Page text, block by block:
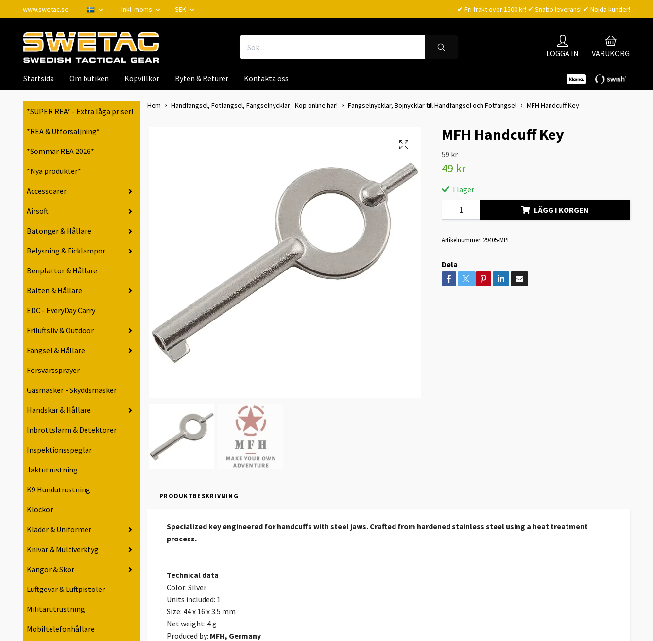
www.swetac.se Inkl. moms SEK ✔ Fri frakt över 1500 kr! ✔ Snabb leverans! ✔ Nöjda kunder!
LOGGA IN VARUKORG
Startsida Om butiken Köpvillkor Byten & Returer Kontakta oss
*SUPER REA* - Extra låga priser!
*REA & Utförsäljning*
*Sommar REA 2026*
*Nya produkter*
Accessoarer
Airsoft
Batonger & Hållare
Belysning & Ficklampor
Benplattor & Hållare
Bälten & Hållare
EDC - EveryDay Carry
Friluftsliv & Outdoor
Fängsel & Hållare
Försvarssprayer
Gasmasker - Skyddsmasker
Handskar & Hållare
Inbrottslarm & Detektorer
Inspektionsspeglar
Jaktutrustning
K9 Hundutrustning
Klockor
Kläder & Uniformer
Knivar & Multiverktyg
Kängor & Skor
Luftgevär & Luftpistoler
Militärutrustning
Mobiltelefonhållare
Hem Handfängsel, Fotfängsel, Fängselnycklar - Köp online här! Fängselnycklar, Bojnycklar till Handfängsel och Fotfängsel MFH Handcuff Key
MFH Handcuff Key
59 kr
49 kr
I lager
LÄGG I KORGEN
Artikelnummer: 29405-MPL
Dela
PRODUKTBESKRIVNING
Specialized key engineered for handcuffs with steel jaws. Crafted from hardened stainless steel using a heat treatment
process.
Technical data
Color: Silver
Units included: 1
Size: 44 x 16 x 3.5 mm
Net weight: 4 g
Produced by: MFH, Germany